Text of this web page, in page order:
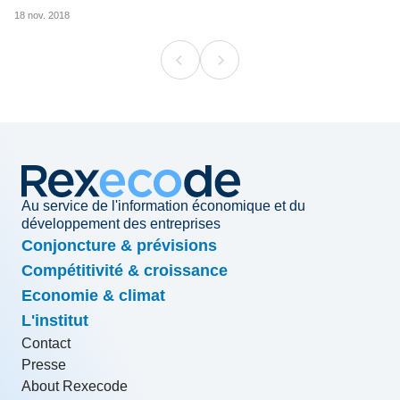
18 nov. 2018
Au service de l'information économique et du
développement des entreprises
Conjoncture & prévisions
Compétitivité & croissance
Economie & climat
L'institut
Contact
Presse
About Rexecode